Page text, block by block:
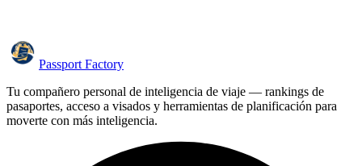
Passport Factory
Tu compañero personal de inteligencia de viaje — rankings de
pasaportes, acceso a visados y herramientas de planificación para
moverte con más inteligencia.